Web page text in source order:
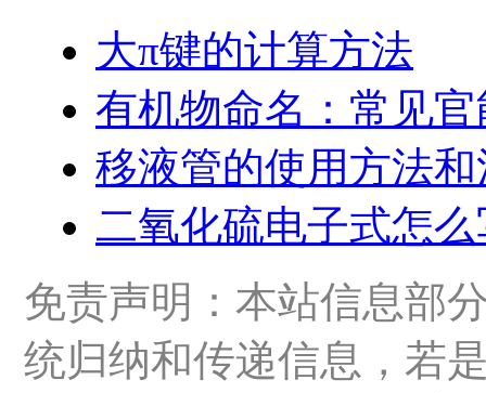
大π键的计算方法
有机物命名：常见
移液管的使用方法
二氧化硫电子式怎
免责声明：本站信息部
统归纳和传递信息，若